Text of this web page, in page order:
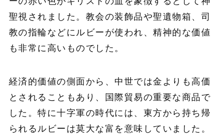
聖視されました。教会の装飾品や聖遺物箱、司
教の指輪などにルビーが使われ、精神的な価値
も非常に高いものでした。
経済的価値の側面から、中世では金よりも高価
とされることもあり、国際貿易の重要な商品で
した。特に十字軍の時代には、東方から持ち帰
られるルビーは莫大な富を意味していました。